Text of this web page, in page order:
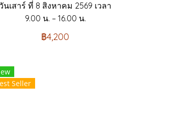
วันเสาร์ ที่ 8 สิงหาคม 2569 เวลา
9.00 น. – 16.00 น.
฿4,200
Seller